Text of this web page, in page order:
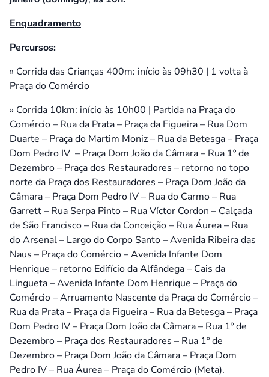
Enquadramento
Percursos:
» Corrida das Crianças 400m: início às 09h30 | 1 volta à
Praça do Comércio
» Corrida 10km: início às 10h00 | Partida na Praça do
Comércio – Rua da Prata – Praça da Figueira – Rua Dom
Duarte – Praça do Martim Moniz – Rua da Betesga – Praça
Dom Pedro IV – Praça Dom João da Câmara – Rua 1º de
Dezembro – Praça dos Restauradores – retorno no topo
norte da Praça dos Restauradores – Praça Dom João da
Câmara – Praça Dom Pedro IV – Rua do Carmo – Rua
Garrett – Rua Serpa Pinto – Rua Víctor Cordon – Calçada
de São Francisco – Rua da Conceição – Rua Áurea – Rua
do Arsenal – Largo do Corpo Santo – Avenida Ribeira das
Naus – Praça do Comércio – Avenida Infante Dom
Henrique – retorno Edifício da Alfândega – Cais da
Lingueta – Avenida Infante Dom Henrique – Praça do
Comércio – Arruamento Nascente da Praça do Comércio –
Rua da Prata – Praça da Figueira – Rua da Betesga – Praça
Dom Pedro IV – Praça Dom João da Câmara – Rua 1º de
Dezembro – Praça dos Restauradores – Rua 1º de
Dezembro – Praça Dom João da Câmara – Praça Dom
Pedro IV – Rua Áurea – Praça do Comércio (Meta).